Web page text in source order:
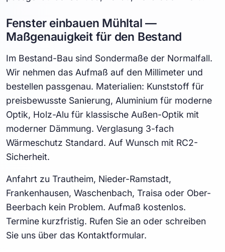
Fenster einbauen Mühltal —
Maßgenauigkeit für den Bestand
Im Bestand-Bau sind Sondermaße der Normalfall.
Wir nehmen das Aufmaß auf den Millimeter und
bestellen passgenau. Materialien: Kunststoff für
preisbewusste Sanierung, Aluminium für moderne
Optik, Holz-Alu für klassische Außen-Optik mit
moderner Dämmung. Verglasung 3-fach
Wärmeschutz Standard. Auf Wunsch mit RC2-
Sicherheit.
Anfahrt zu Trautheim, Nieder-Ramstadt,
Frankenhausen, Waschenbach, Traisa oder Ober-
Beerbach kein Problem. Aufmaß kostenlos.
Termine kurzfristig. Rufen Sie an oder schreiben
Sie uns über das Kontaktformular.